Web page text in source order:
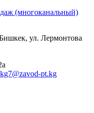
(многоканальный)
ул. Лермонтова
kg7@zavod-pt.kg